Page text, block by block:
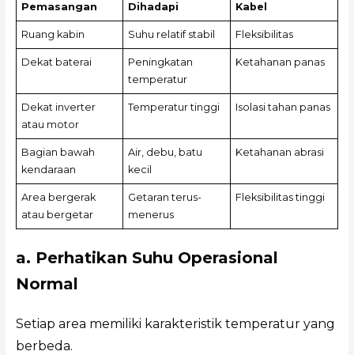
Pemasangan
Dihadapi
Kabel
Ruang kabin Suhu relatif stabil Fleksibilitas
Dekat baterai
Peningkatan
temperatur
Ketahanan panas
Dekat inverter
atau motor
Temperatur tinggi Isolasi tahan panas
Bagian bawah
kendaraan
Air, debu, batu
kecil
Ketahanan abrasi
Area bergerak
atau bergetar
Getaran terus-
menerus
Fleksibilitas tinggi
a. Perhatikan Suhu Operasional
Normal
Setiap area memiliki karakteristik temperatur yang
berbeda.